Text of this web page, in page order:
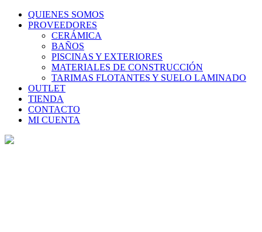
QUIENES SOMOS
PROVEEDORES
CERÁMICA
BAÑOS
PISCINAS Y EXTERIORES
MATERIALES DE CONSTRUCCIÓN
TARIMAS FLOTANTES Y SUELO LAMINADO
OUTLET
TIENDA
CONTACTO
MI CUENTA